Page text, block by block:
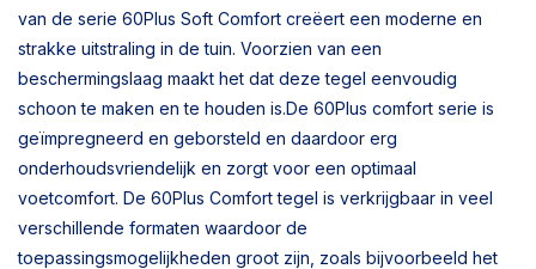
van de serie 60Plus Soft Comfort creëert een moderne en
strakke uitstraling in de tuin. Voorzien van een
beschermingslaag maakt het dat deze tegel eenvoudig
schoon te maken en te houden is.De 60Plus comfort serie is
geïmpregneerd en geborsteld en daardoor erg
onderhoudsvriendelijk en zorgt voor een optimaal
voetcomfort. De 60Plus Comfort tegel is verkrijgbaar in veel
verschillende formaten waardoor de
toepassingsmogelijkheden groot zijn, zoals bijvoorbeeld het